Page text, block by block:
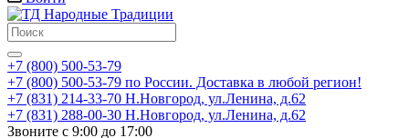
+7 (800) 500-53-79
+7 (800) 500-53-79 по России. Доставка в любой регион!
+7 (831) 214-33-70 Н.Новгород, ул.Ленина, д.62
+7 (831) 288-00-30 Н.Новгород, ул.Ленина, д.62
Звоните с 9:00 до 17:00